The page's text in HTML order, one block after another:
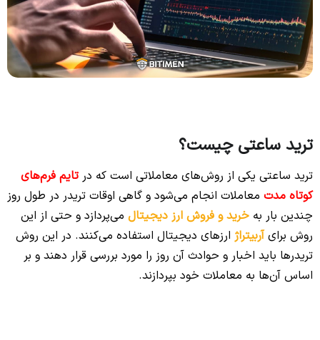
ترید ساعتی چیست؟
ترید ساعتی یکی از روش‌های معاملاتی است که درتایم فرم‌های
کوتاه مدت معاملات انجام می‌شود و گاهی اوقات تریدر در طول روز
چندین بار به خرید و فروش ارز دیجیتال می‌پردازد و حتی از این
روش برایآربیتراژ ارزهای دیجیتال استفاده می‌کنند. در این روش
تریدرها باید اخبار و حوادث آن روز را مورد بررسی قرار دهند و بر
اساس آن‌ها به معاملات خود بپردازند.